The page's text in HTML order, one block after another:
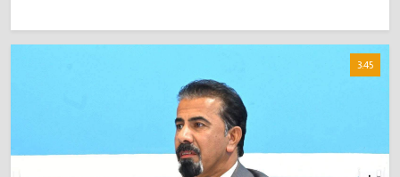
3:45